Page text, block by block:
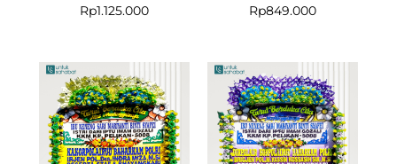
Rp1.125.000
Rp849.000